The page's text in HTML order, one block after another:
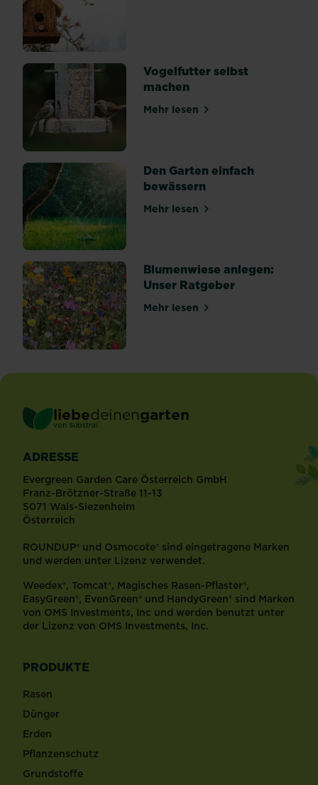
Baumstumpf
im
Weg
steht,
hast
mehrere
Möglichkeiten.
Doch
nicht
alle
sind
geeignet.
Den...
Vogelfutter selbst
machen
Mehr lesenüber Vogelfutter selbst
Den Garten einfach
bewässern
Mehr lesenüber Den Garten einfach
Blumenwiese anlegen:
Unser Ratgeber
Mehr lesenüber Blumenwiese
liebedeinengarten
von Substral ®
ADRESSE
Evergreen Garden Care Österreich GmbH
Franz-Brötzner-Straße 11-13
5071 Wals-Siezenheim
Österreich
ROUNDUP® und Osmocote® sind eingetragene Marken
und werden unter Lizenz verwendet.
Weedex®, Tomcat®, Magisches Rasen-Pflaster®,
EasyGreen®, EvenGreen® und HandyGreen® sind Marken
von OMS Investments, Inc und werden benutzt unter
der Lizenz von OMS Investments, Inc.
PRODUKTE
Rasen
Dünger
Erden
Pflanzenschutz
Grundstoffe